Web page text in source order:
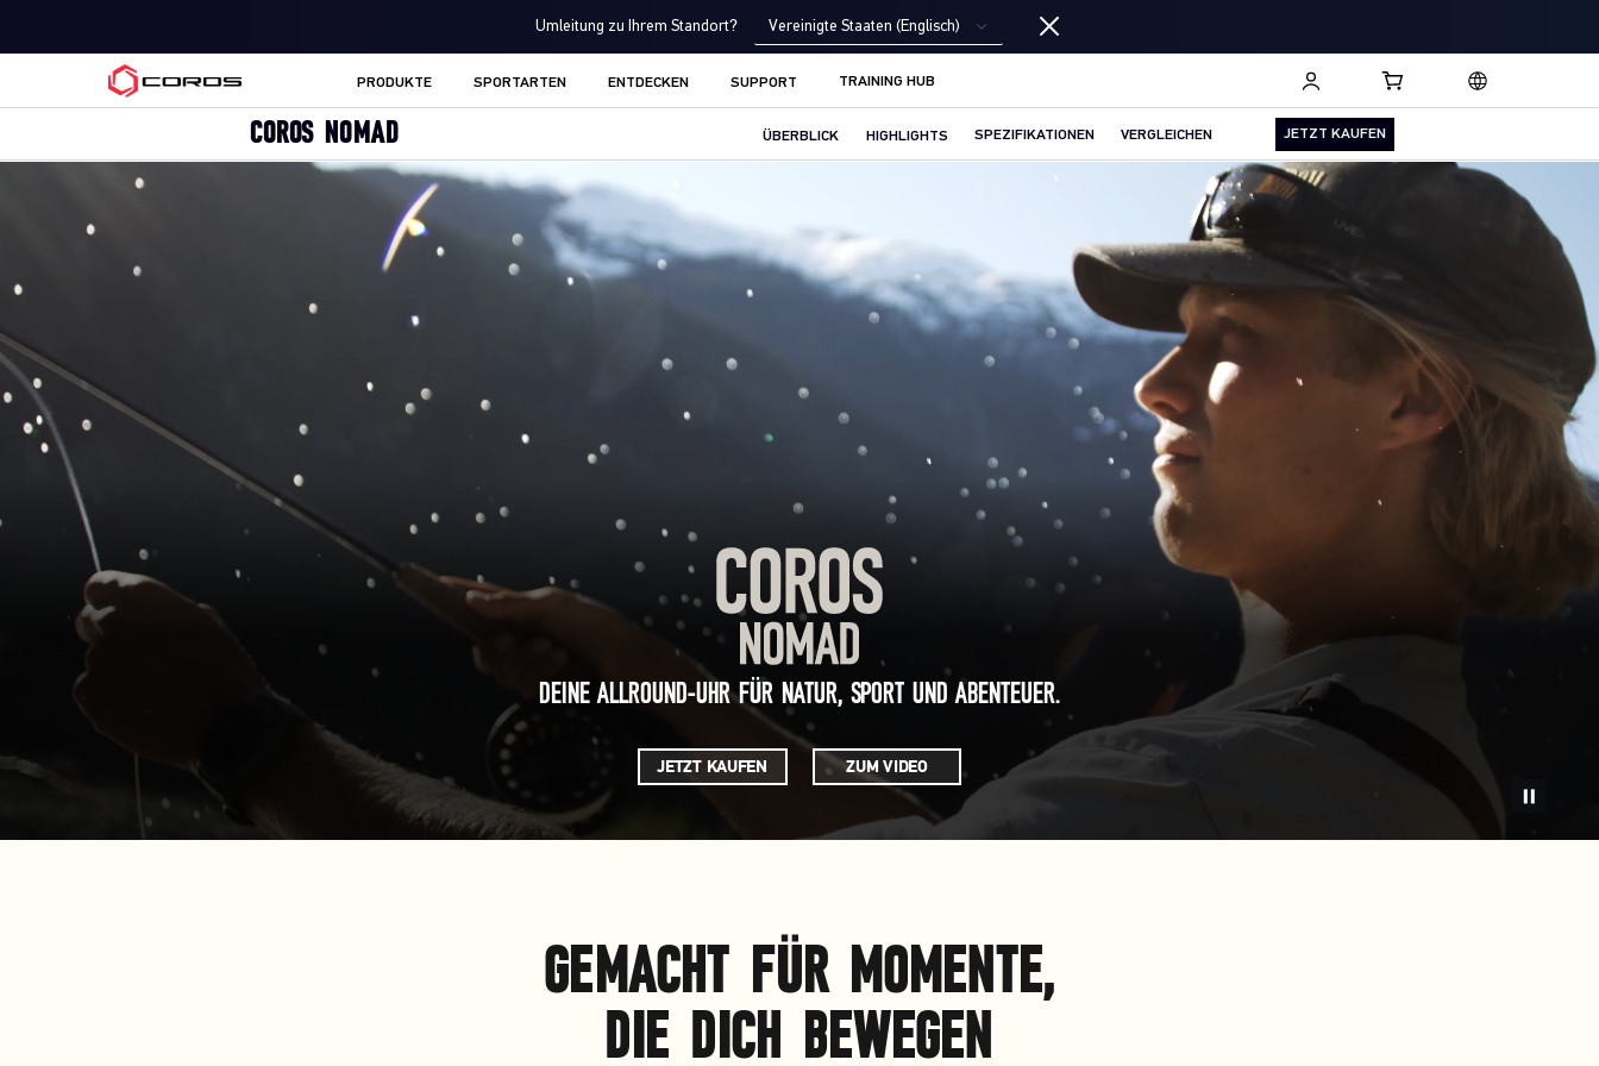
Umleitung zu Ihrem Standort? Vereinigte Staaten (Englisch)
COROS DE
PRODUKTE SPORTARTEN ENTDECKEN SUPPORT TRAINING HUB
COROS NOMAD ÜBERBLICK HIGHLIGHTS SPEZIFIKATIONEN VERGLEICHEN JETZT KAUFEN
DEINE ALLROUND-UHR FÜR NATUR, SPORT UND ABENTEUER.
JETZT KAUFEN ZUM VIDEO
GEMACHT FÜR MOMENTE,
DIE DICH BEWEGEN